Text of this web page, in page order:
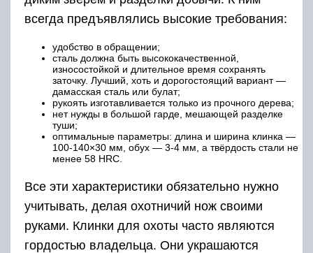
всегда предъявлялись высокие требования:
удобство в обращении;
сталь должна быть высококачественной,
износостойкой и длительное время сохранять
заточку. Лучший, хоть и дорогостоящий вариант —
дамасская сталь или булат;
рукоять изготавливается только из прочного дерева;
нет нужды в большой гарде, мешающей разделке
туши;
оптимальные параметры: длина и ширина клинка —
100-140×30 мм, обух — 3-4 мм, а твёрдость стали не
менее 58 HRC.
Все эти характеристики обязательно нужно
учитывать, делая охотничий нож своими
руками. Клинки для охоты часто являются
гордостью владельца. Они украшаются